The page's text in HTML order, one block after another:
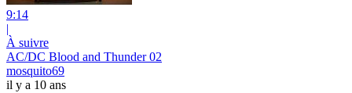
9:14
|
À suivre
AC/DC Blood and Thunder 02
mosquito69
il y a 10 ans